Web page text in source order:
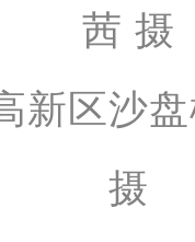
新区沙
摄